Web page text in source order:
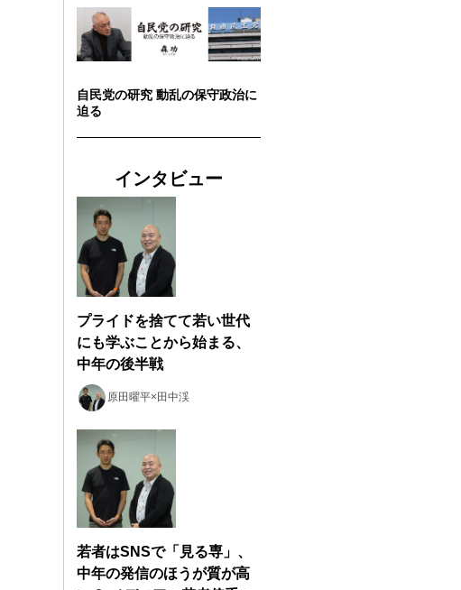
自民党の研究 動乱の保守政治に
迫る
インタビュー
プライドを捨てて若い世代
にも学ぶことから始まる、
中年の後半戦
原田曜平×田中渓
若者はSNSで「見る専」、
中年の発信のほうが質が高